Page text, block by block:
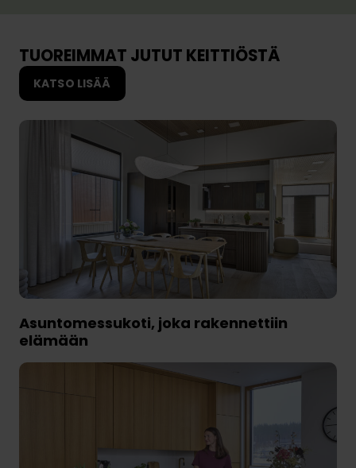
n
t
a
i
a
TUOREIMMAT JUTUT KEITTIÖSTÄ
KATSO LISÄÄ
Asuntomessukoti, joka rakennettiin
elämään